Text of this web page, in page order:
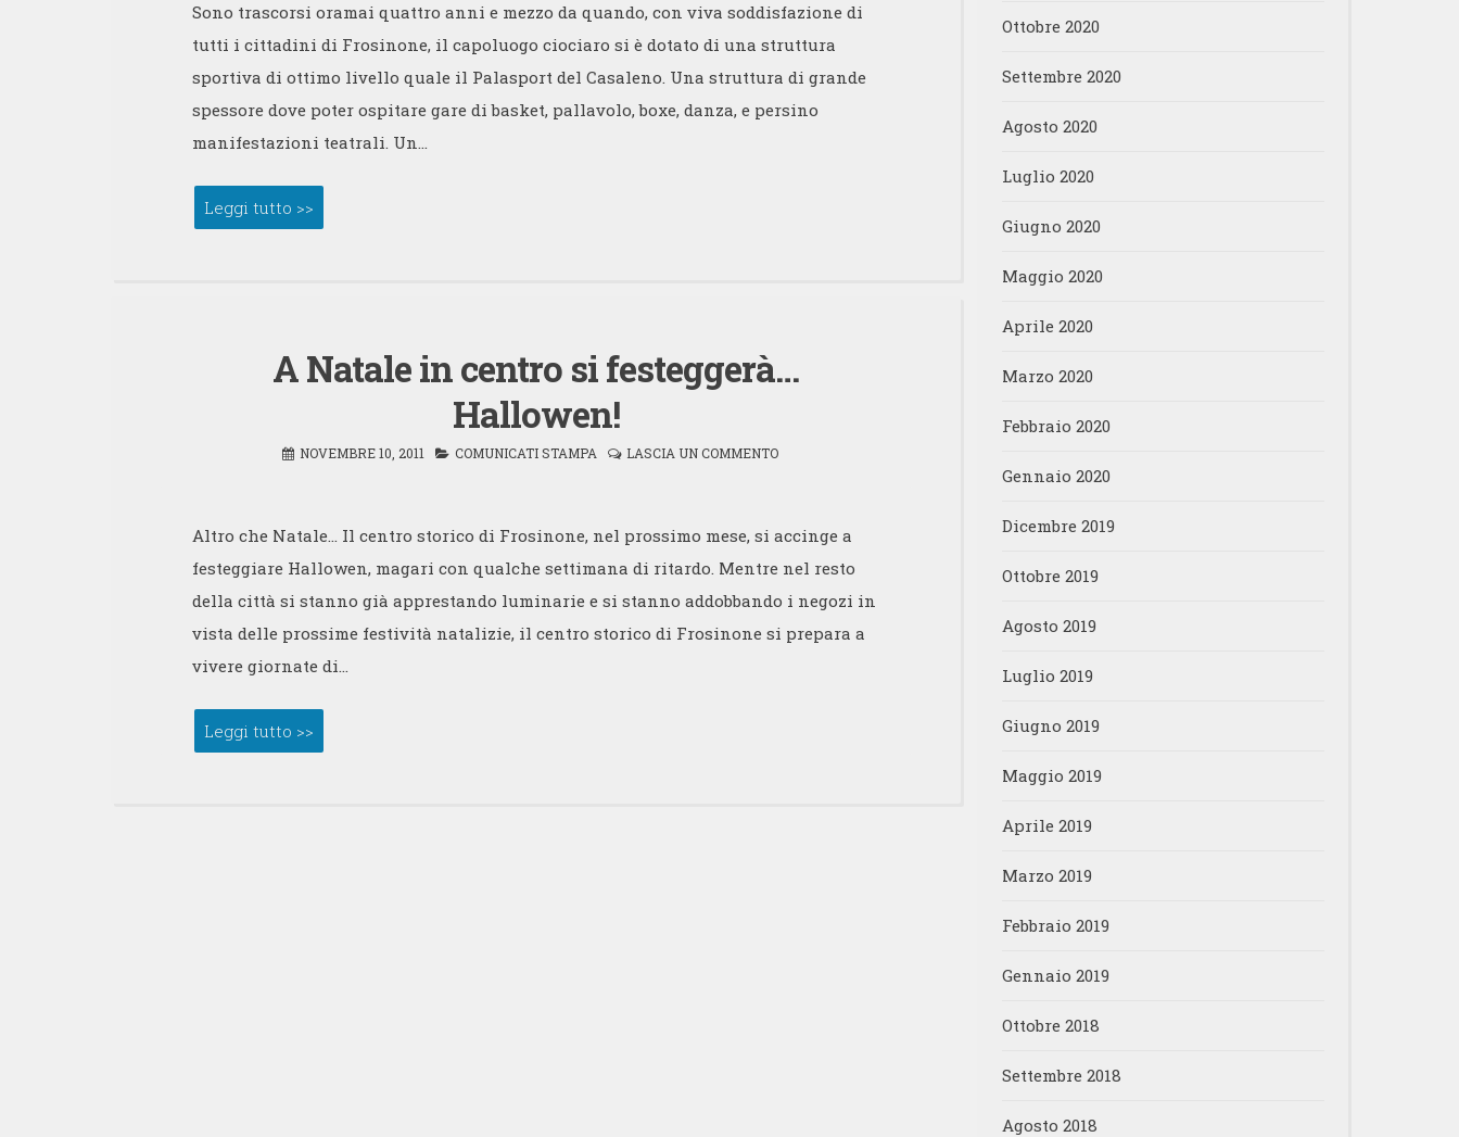
Sono trascorsi oramai quattro anni e mezzo da quando, con viva soddisfazione di
tutti i cittadini di Frosinone, il capoluogo ciociaro si è dotato di una struttura
sportiva di ottimo livello quale il Palasport del Casaleno. Una struttura di grande
spessore dove poter ospitare gare di basket, pallavolo, boxe, danza, e persino
manifestazioni teatrali. Un…
Leggi tutto >>
A Natale in centro si festeggerà…
Hallowen!
NOVEMBRE 10, 2011 COMUNICATI STAMPA LASCIA UN COMMENTO
Altro che Natale… Il centro storico di Frosinone, nel prossimo mese, si accinge a
festeggiare Hallowen, magari con qualche settimana di ritardo. Mentre nel resto
della città si stanno già apprestando luminarie e si stanno addobbando i negozi in
vista delle prossime festività natalizie, il centro storico di Frosinone si prepara a
vivere giornate di…
Leggi tutto >>
Ottobre 2020
Settembre 2020
Agosto 2020
Luglio 2020
Giugno 2020
Maggio 2020
Aprile 2020
Marzo 2020
Febbraio 2020
Gennaio 2020
Dicembre 2019
Ottobre 2019
Agosto 2019
Luglio 2019
Giugno 2019
Maggio 2019
Aprile 2019
Marzo 2019
Febbraio 2019
Gennaio 2019
Ottobre 2018
Settembre 2018
Agosto 2018